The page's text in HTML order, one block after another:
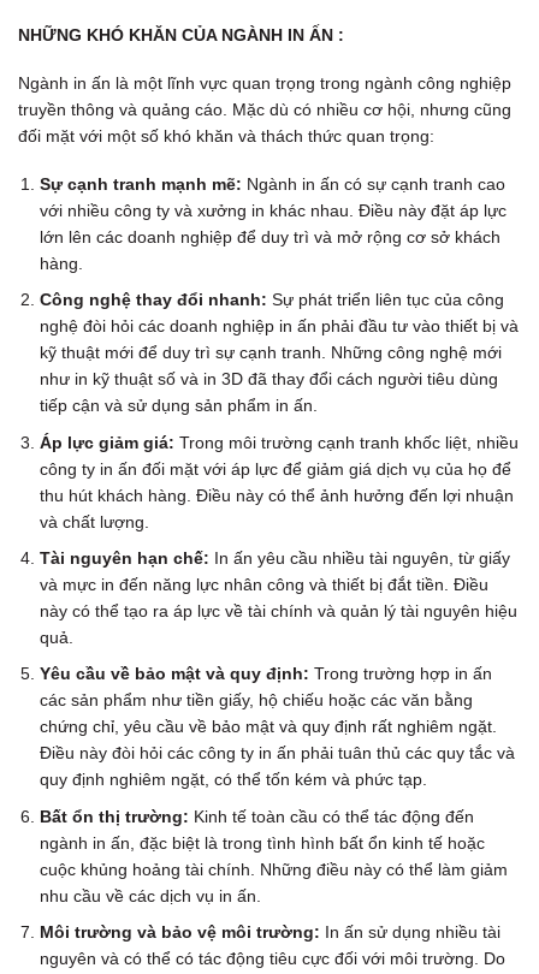
NHỮNG KHÓ KHĂN CỦA NGÀNH IN ẤN :
Ngành in ấn là một lĩnh vực quan trọng trong ngành công nghiệp
truyền thông và quảng cáo. Mặc dù có nhiều cơ hội, nhưng cũng
đối mặt với một số khó khăn và thách thức quan trọng:
Sự cạnh tranh mạnh mẽ: Ngành in ấn có sự cạnh tranh cao
với nhiều công ty và xưởng in khác nhau. Điều này đặt áp lực
lớn lên các doanh nghiệp để duy trì và mở rộng cơ sở khách
hàng.
Công nghệ thay đổi nhanh: Sự phát triển liên tục của công
nghệ đòi hỏi các doanh nghiệp in ấn phải đầu tư vào thiết bị và
kỹ thuật mới để duy trì sự cạnh tranh. Những công nghệ mới
như in kỹ thuật số và in 3D đã thay đổi cách người tiêu dùng
tiếp cận và sử dụng sản phẩm in ấn.
Áp lực giảm giá: Trong môi trường cạnh tranh khốc liệt, nhiều
công ty in ấn đối mặt với áp lực để giảm giá dịch vụ của họ để
thu hút khách hàng. Điều này có thể ảnh hưởng đến lợi nhuận
và chất lượng.
Tài nguyên hạn chế: In ấn yêu cầu nhiều tài nguyên, từ giấy
và mực in đến năng lực nhân công và thiết bị đắt tiền. Điều
này có thể tạo ra áp lực về tài chính và quản lý tài nguyên hiệu
quả.
Yêu cầu về bảo mật và quy định: Trong trường hợp in ấn
các sản phẩm như tiền giấy, hộ chiếu hoặc các văn bằng
chứng chỉ, yêu cầu về bảo mật và quy định rất nghiêm ngặt.
Điều này đòi hỏi các công ty in ấn phải tuân thủ các quy tắc và
quy định nghiêm ngặt, có thể tốn kém và phức tạp.
Bất ổn thị trường: Kinh tế toàn cầu có thể tác động đến
ngành in ấn, đặc biệt là trong tình hình bất ổn kinh tế hoặc
cuộc khủng hoảng tài chính. Những điều này có thể làm giảm
nhu cầu về các dịch vụ in ấn.
Môi trường và bảo vệ môi trường: In ấn sử dụng nhiều tài
nguyên và có thể có tác động tiêu cực đối với môi trường. Do